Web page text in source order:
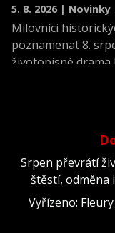
5. 8. 2026 |
Milovníci
poznamenat 8.
životopisné
Srpen převrátí
štěstí, odměna
Vyřízeno: